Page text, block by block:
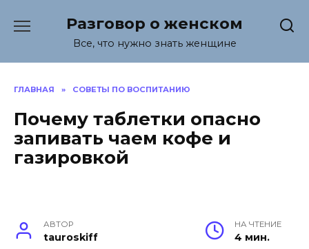
содержанию
Разговор о женском
Все, что нужно знать женщине
ГЛАВНАЯ » СОВЕТЫ ПО ВОСПИТАНИЮ
Почему таблетки опасно
запивать чаем кофе и
газировкой
АВТОР
tauroskiff
НА ЧТЕНИЕ
4 мин.